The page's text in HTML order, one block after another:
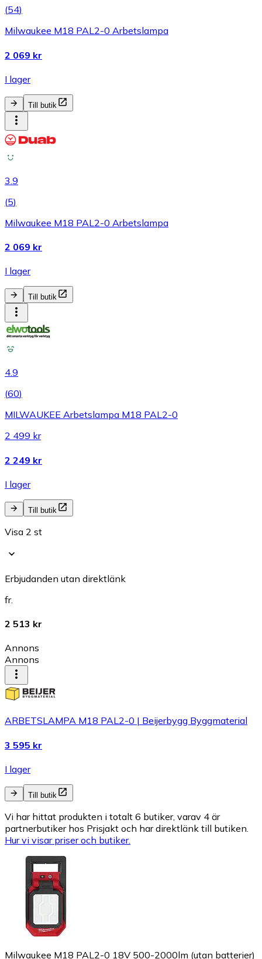
(54)
Milwaukee M18 PAL2-0 Arbetslampa
2 069 kr
I lager
Till butik
3.9
(5)
Milwaukee M18 PAL2-0 Arbetslampa
2 069 kr
I lager
Till butik
4.9
(60)
MILWAUKEE Arbetslampa M18 PAL2-0
2 499 kr
2 249 kr
I lager
Till butik
Visa 2 st
Erbjudanden utan direktlänk
fr.
2 513 kr
Annons
Annons
ARBETSLAMPA M18 PAL2-0 | Beijerbygg Byggmaterial
3 595 kr
I lager
Till butik
Vi har hittat produkten i totalt 6 butiker, varav 4 är
partnerbutiker hos Prisjakt och har direktlänk till butiken.
Hur vi visar priser och butiker.
Milwaukee M18 PAL2-0 18V 500-2000lm (utan batterier)